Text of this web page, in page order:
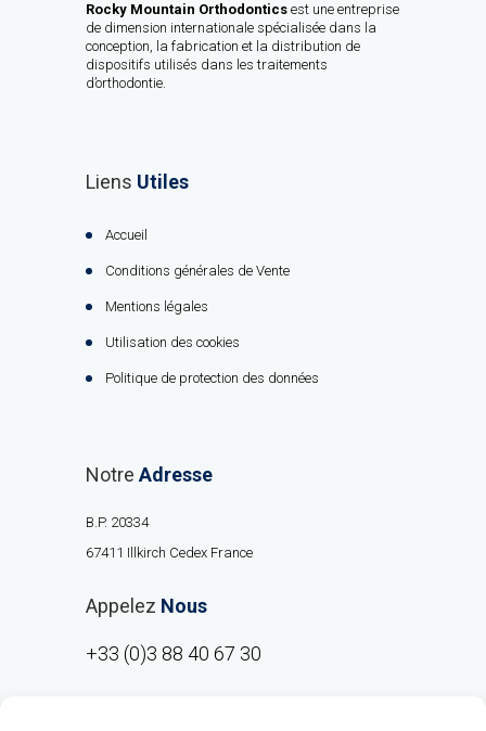
Rocky Mountain Orthodontics est une entreprise
de dimension internationale spécialisée dans la
conception, la fabrication et la distribution de
dispositifs utilisés dans les traitements
d’orthodontie.
Liens Utiles
Accueil
Conditions générales de Vente
Mentions légales
Utilisation des cookies
Politique de protection des données
Notre Adresse
B.P. 20334
67411 Illkirch Cedex France
Appelez Nous
+33 (0)3 88 40 67 30